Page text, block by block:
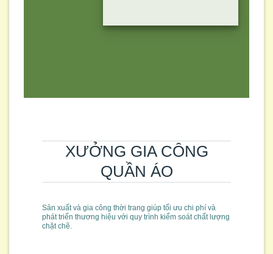
XƯỞNG GIA CÔNG
QUẦN ÁO
Sản xuất và gia công thời trang giúp tối ưu chi phí và
phát triển thương hiệu với quy trình kiểm soát chất lượng
chặt chẽ.